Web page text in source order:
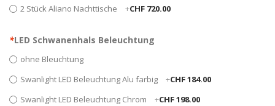
2 Stück Aliano Nachttische
+CHF 720.00
*LED Schwanenhals Beleuchtung
ohne Bleuchtung
Swanlight LED Beleuchtung Alu farbig
+CHF 184.00
Swanlight LED Beleuchtung Chrom
+CHF 198.00